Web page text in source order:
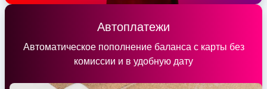
Автоплатежи
Автоматическое пополнение баланса с карты без
комиссии и в удобную дату